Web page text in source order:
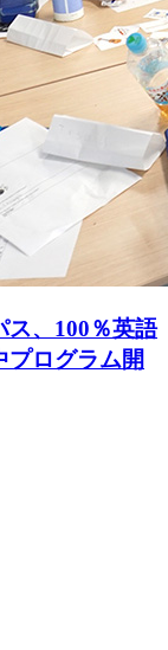
ス、100％英語
プログラム開